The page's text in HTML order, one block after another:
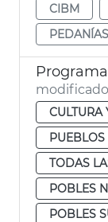
CIBM
PEDANÍAS
CULTURA
TODAS
POBLES
POBLES